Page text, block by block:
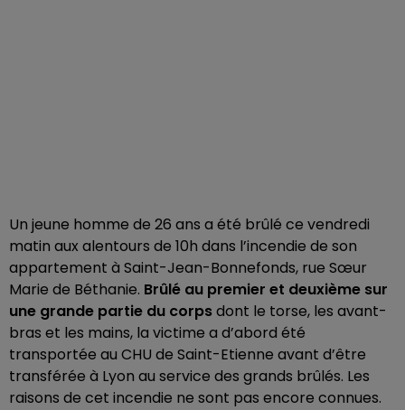
Un jeune homme de 26 ans a été brûlé ce vendredi
matin aux alentours de 10h dans l’incendie de son
appartement à Saint-Jean-Bonnefonds, rue Sœur
Marie de Béthanie. Brûlé au premier et deuxième sur
une grande partie du corpsdont le torse, les avant-
bras et les mains, la victime a d’abord été
transportée au CHU de Saint-Etienne avant d’être
transférée à Lyon au service des grands brûlés. Les
raisons de cet incendie ne sont pas encore connues.